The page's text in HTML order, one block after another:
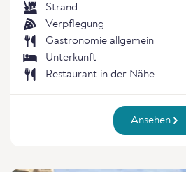
Strand
Verpflegung
Gastronomie allgemein
Unterkunft
Restaurant in der Nähe
Ansehen